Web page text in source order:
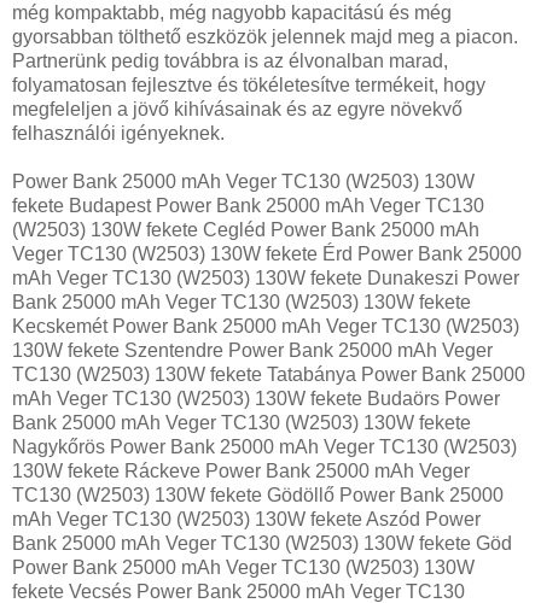
még kompaktabb, még nagyobb kapacitású és még
gyorsabban tölthető eszközök jelennek majd meg a piacon.
Partnerünk pedig továbbra is az élvonalban marad,
folyamatosan fejlesztve és tökéletesítve termékeit, hogy
megfeleljen a jövő kihívásainak és az egyre növekvő
felhasználói igényeknek.
Power Bank 25000 mAh Veger TC130 (W2503) 130W
fekete Budapest Power Bank 25000 mAh Veger TC130
(W2503) 130W fekete Cegléd Power Bank 25000 mAh
Veger TC130 (W2503) 130W fekete Érd Power Bank 25000
mAh Veger TC130 (W2503) 130W fekete Dunakeszi Power
Bank 25000 mAh Veger TC130 (W2503) 130W fekete
Kecskemét Power Bank 25000 mAh Veger TC130 (W2503)
130W fekete Szentendre Power Bank 25000 mAh Veger
TC130 (W2503) 130W fekete Tatabánya Power Bank 25000
mAh Veger TC130 (W2503) 130W fekete Budaörs Power
Bank 25000 mAh Veger TC130 (W2503) 130W fekete
Nagykőrös Power Bank 25000 mAh Veger TC130 (W2503)
130W fekete Ráckeve Power Bank 25000 mAh Veger
TC130 (W2503) 130W fekete Gödöllő Power Bank 25000
mAh Veger TC130 (W2503) 130W fekete Aszód Power
Bank 25000 mAh Veger TC130 (W2503) 130W fekete Göd
Power Bank 25000 mAh Veger TC130 (W2503) 130W
fekete Vecsés Power Bank 25000 mAh Veger TC130